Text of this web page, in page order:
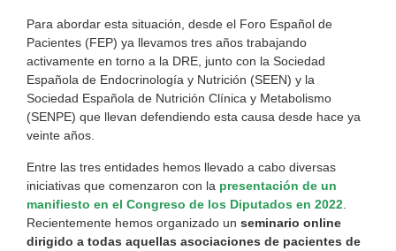
Para abordar esta situación, desde el Foro Español de
Pacientes (FEP) ya llevamos tres años trabajando
activamente en torno a la DRE, junto con la Sociedad
Española de Endocrinología y Nutrición (SEEN) y la
Sociedad Española de Nutrición Clínica y Metabolismo
(SENPE) que llevan defendiendo esta causa desde hace ya
veinte años.
Entre las tres entidades hemos llevado a cabo diversas
iniciativas que comenzaron con la presentación de un
manifiesto en el Congreso de los Diputados en 2022
Recientemente hemos organizado un seminario online
dirigido a todas aquellas asociaciones de pacientes de